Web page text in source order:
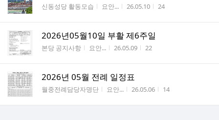
게시판명
신동성당 활동모습 작성자
요안... 작성시간
26.05.10 조회수
24
2026년05월10일 부활 제6주일
게시판명
본당 공지사항 작성자
요안... 작성시간
26.05.09 조회수
22
2026년 05월 전례 일정표
게시판명
월중전례담당자명단 작성자
요안... 작성시간
26.05.06 조회수
14